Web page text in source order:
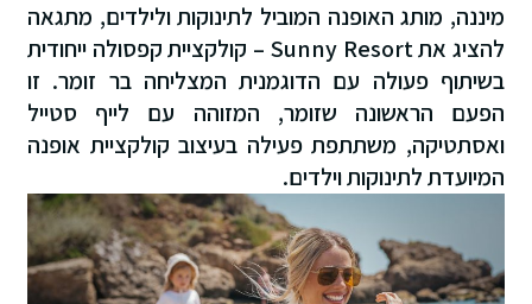
מיננה, מותג האופנה המוביל לתינוקות ולילדים, מתגאה
להציג את Sunny Resort – קולקציית קפסולה ייחודית
בשיתוף פעולה עם הדוגמנית המצליחה בר זומר. זו
הפעם הראשונה שזומר, המזוהה עם לייף סטייל
ואסתטיקה, משתתפת פעילה בעיצוב קולקציית אופנה
המיועדת לתינוקות וילדים.